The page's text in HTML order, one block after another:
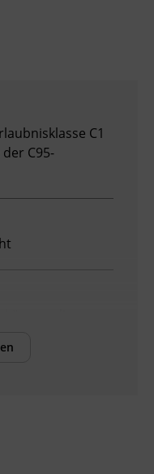
C1
C95-
und die